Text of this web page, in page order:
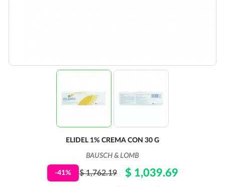
ELIDEL 1% CREMA CON 30 G
BAUSCH & LOMB
-41% $ 1,762.19 $ 1,039.69